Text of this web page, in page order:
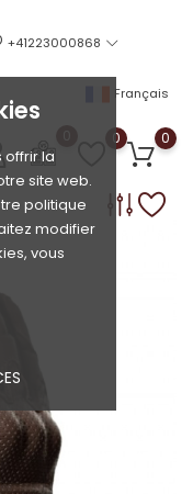
offrir la
site web.
politique
modifier
vous
+41223000868
Français
0 0